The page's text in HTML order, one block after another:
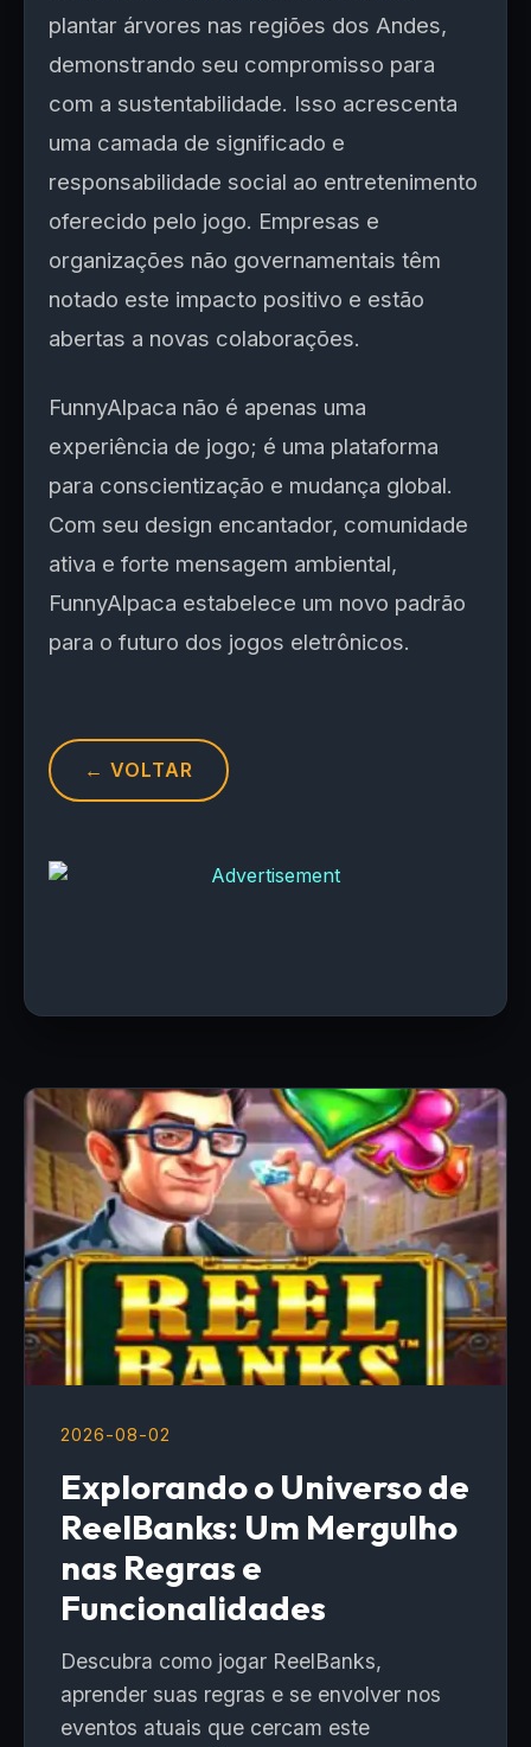
plantar árvores nas regiões dos Andes,
demonstrando seu compromisso para
com a sustentabilidade. Isso acrescenta
uma camada de significado e
responsabilidade social ao entretenimento
oferecido pelo jogo. Empresas e
organizações não governamentais têm
notado este impacto positivo e estão
abertas a novas colaborações.
FunnyAlpaca não é apenas uma
experiência de jogo; é uma plataforma
para conscientização e mudança global.
Com seu design encantador, comunidade
ativa e forte mensagem ambiental,
FunnyAlpaca estabelece um novo padrão
para o futuro dos jogos eletrônicos.
← VOLTAR
2026-08-02
Explorando o Universo de
ReelBanks: Um Mergulho
nas Regras e
Funcionalidades
Descubra como jogar ReelBanks,
aprender suas regras e se envolver nos
eventos atuais que cercam este